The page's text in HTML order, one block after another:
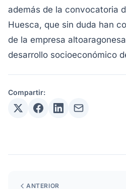
además de la convocatoria
Huesca, que sin duda han
de la empresa
desarrollo socioeconómico
Compartir:
ANTERIOR